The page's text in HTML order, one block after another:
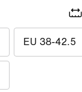
EU 38-42.5